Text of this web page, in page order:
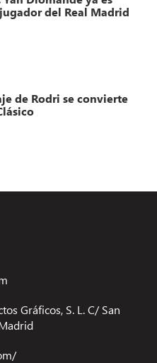
del Real Madrid
de Rodri se convierte
Gráficos, S. L. C/ San